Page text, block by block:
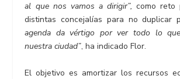
al que nos vamos a dirigir”, como reto
distintas concejalías para no duplicar
agenda da vértigo por ver todo lo
nuestra ciudad”, ha indicado Flor.
El objetivo es amortizar los recursos